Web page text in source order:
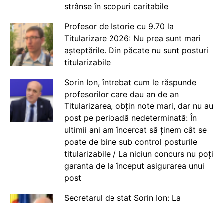
strânse în scopuri caritabile
Profesor de Istorie cu 9.70 la
Titularizare 2026: Nu prea sunt mari
așteptările. Din păcate nu sunt posturi
titularizabile
Sorin Ion, întrebat cum le răspunde
profesorilor care dau an de an
Titularizarea, obțin note mari, dar nu au
post pe perioadă nedeterminată: În
ultimii ani am încercat să ținem cât se
poate de bine sub control posturile
titularizabile / La niciun concurs nu poți
garanta de la început asigurarea unui
post
Secretarul de stat Sorin Ion: La